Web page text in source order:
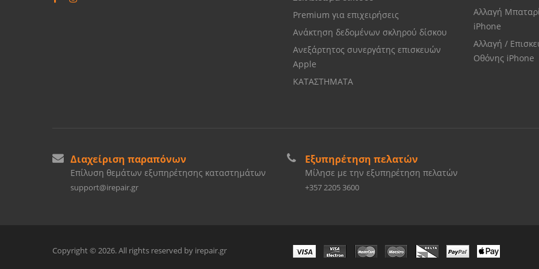
Premium για επιχειρήσεις
Ανάκτηση δεδομένων σκληρού δίσκου
Ανεξάρτητος συνεργάτης επισκευών
Apple
ΚΑΤΑΣΤΗΜΑΤΑ
Αλλαγή
iPhone
Αλλαγή /
Οθόνης iPhone
Διαχείριση παραπόνων
Επίλυση θεμάτων εξυπηρέτησης καταστημάτων
support@irepair.gr
Εξυπηρέτηση πελατών
Μίλησε με την εξυπηρέτηση πελατών
+357 2205 3600
Copyright © 2026. All rights reserved by irepair.gr